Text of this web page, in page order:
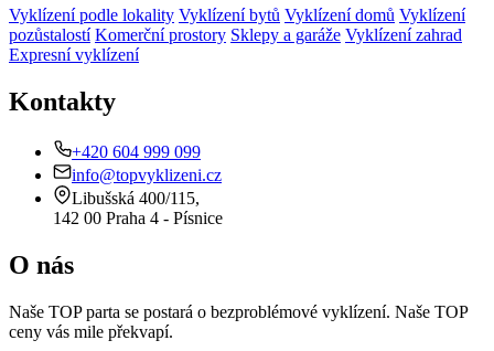
Vyklízení podle lokality Vyklízení bytů Vyklízení domů Vyklízení
pozůstalostí Komerční prostory Sklepy a garáže Vyklízení zahrad
Expresní vyklízení
Kontakty
+420 604 999 099
info@topvyklizeni.cz
Libušská 400/115,
142 00 Praha 4 - Písnice
O nás
Naše TOP parta se postará o bezproblémové vyklízení. Naše TOP
ceny vás mile překvapí.